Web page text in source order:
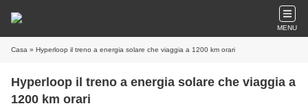
MENU
Casa » Hyperloop il treno a energia solare che viaggia a 1200 km orari
Hyperloop il treno a energia solare che viaggia a
1200 km orari